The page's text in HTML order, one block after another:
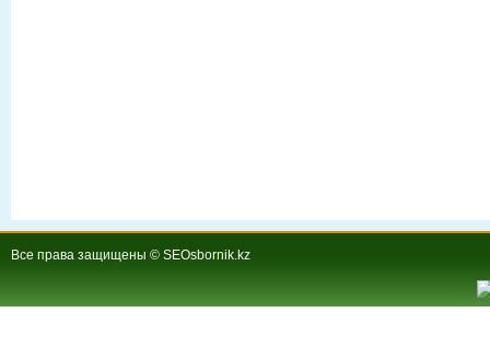
Все права защищены © SEOsbornik.kz